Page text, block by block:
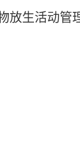
放生活动管